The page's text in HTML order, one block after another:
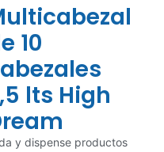
10
lts High
y dispense productos